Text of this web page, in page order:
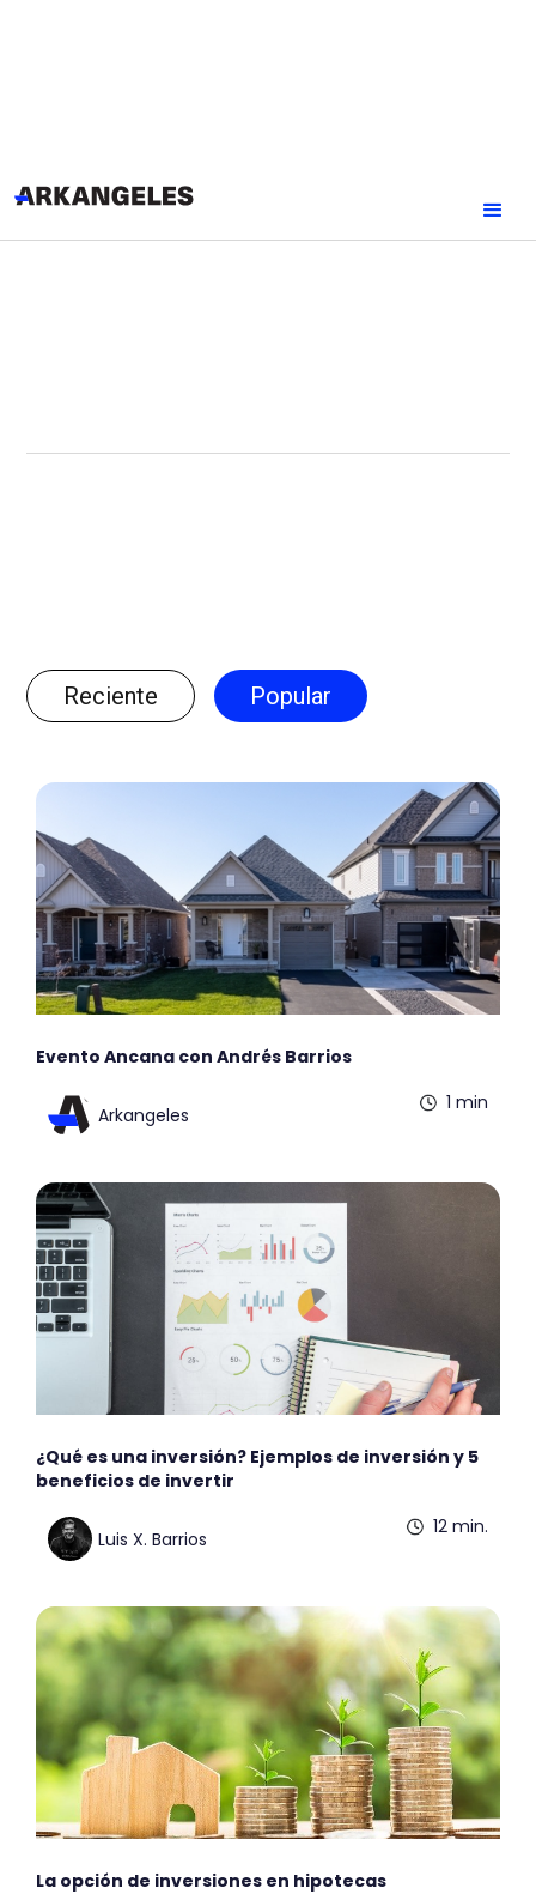
Reciente Popular
Evento Ancana con Andrés Barrios
Arkangeles
1 min
¿Qué es una inversión? Ejemplos de inversión y 5
beneficios de invertir
Luis X. Barrios
12 min.
La opción de inversiones en hipotecas